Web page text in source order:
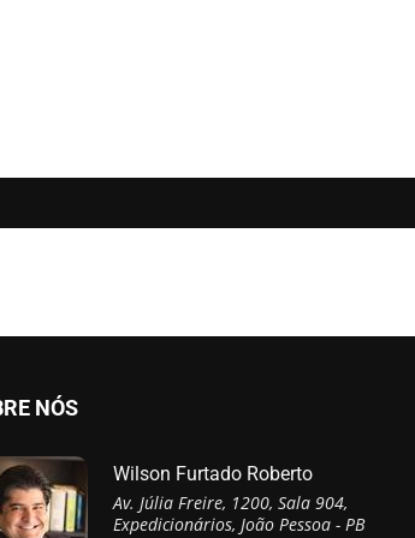
NÓS
Wilson Furtado Roberto
Av. Júlia Freire, 1200, Sala 904,
Expedicionários, João Pessoa - PB